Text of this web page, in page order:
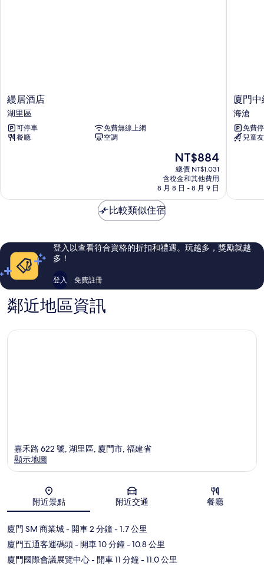
縵
居
酒
店
湖
縵居酒店
湖里區
可停車
免費無線上網
餐廳
空調
現
在
價
格
為
NT$884
總價 NT$1,031
含稅金和其他費用
8 月 8 日 - 8 月 9 日
廈
門
中
維
鼓
廈門
海滄
免費
兒童
比較類似住宿
登入以查看符合資格的折扣和禮遇。玩越多，獎勵就越
多！
登入 免費註冊
鄰近地區資訊
地圖
嘉禾路 622 號, 湖里區, 廈門市, 福建省
顯示地圖
附近景點 附近交通 餐廳
廈門 SM 商業城- 開車 2 分鐘- 1.7 公里
廈門五通客運碼頭- 開車 10 分鐘- 10.8 公里
廈門國際會議展覽中心- 開車 11 分鐘- 11.0 公里